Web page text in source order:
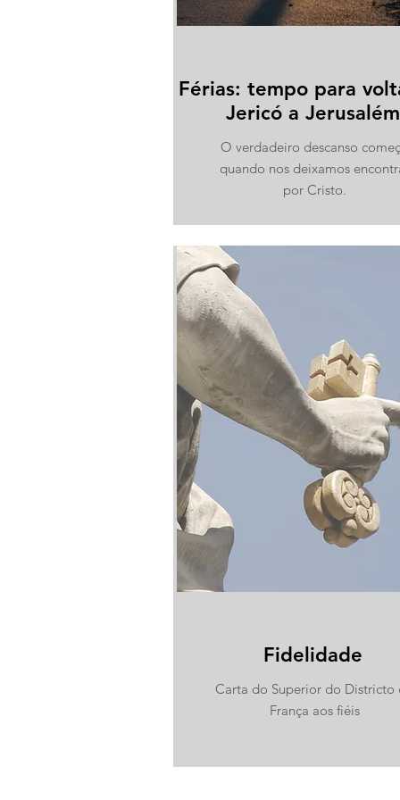
Férias: tempo para
Jericó a Jerusalém
O verdadeiro descanso
quando nos deixamos
por Cristo.
Fidelidade
Carta do Superior do Districto
França aos fiéis